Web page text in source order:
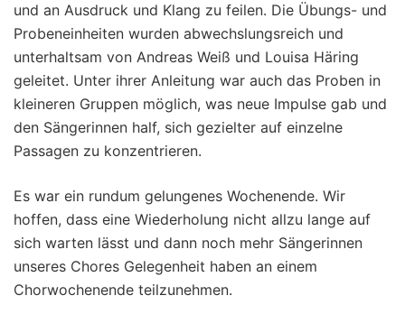
und an Ausdruck und Klang zu feilen. Die Übungs- und
Probeneinheiten wurden abwechslungsreich und
unterhaltsam von Andreas Weiß und Louisa Häring
geleitet. Unter ihrer Anleitung war auch das Proben in
kleineren Gruppen möglich, was neue Impulse gab und
den Sängerinnen half, sich gezielter auf einzelne
Passagen zu konzentrieren.
Es war ein rundum gelungenes Wochenende. Wir
hoffen, dass eine Wiederholung nicht allzu lange auf
sich warten lässt und dann noch mehr Sängerinnen
unseres Chores Gelegenheit haben an einem
Chorwochenende teilzunehmen.